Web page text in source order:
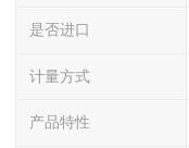
是否进口
计量方式
产品特性